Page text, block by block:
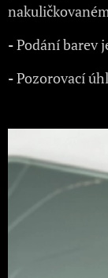
-Podání barev
-Pozorovací